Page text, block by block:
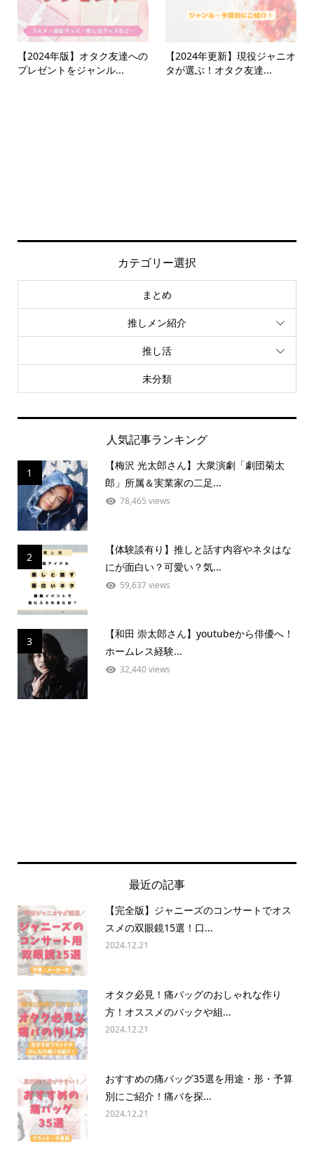
【2024年版】オタク友達への
プレゼントをジャンル...
【2024年更新】現役ジャニオ
タが選ぶ！オタク友達...
カテゴリー選択
まとめ
推しメン紹介
推し活
未分類
人気記事ランキング
1
【梅沢 光太郎さん】大衆演劇「劇団菊太
郎」所属＆実業家の二足...
78,465 views
2
【体験談有り】推しと話す内容やネタはな
にが面白い？可愛い？気...
59,637 views
3
【和田 崇太郎さん】youtubeから俳優へ！
ホームレス経験...
32,440 views
最近の記事
【完全版】ジャニーズのコンサートでオス
スメの双眼鏡15選！口...
2024.12.21
オタク必見！痛バッグのおしゃれな作り
方！オススメのバックや組...
2024.12.21
おすすめの痛バッグ35選を用途・形・予算
別にご紹介！痛バを探...
2024.12.21